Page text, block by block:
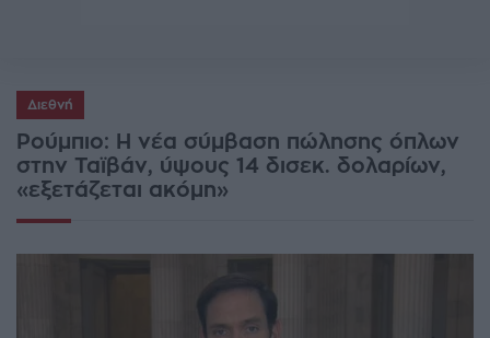
Διεθνή
Ρούμπιο: Η νέα σύμβαση πώλησης όπλων
στην Ταϊβάν, ύψους 14 δισεκ. δολαρίων,
«εξετάζεται ακόμη»